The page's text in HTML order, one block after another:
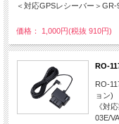
＜対応GPSレシーバー＞GR-
価格： 1,000円(税抜 910円)
RO-
RO-
ョン)
《対
03E/